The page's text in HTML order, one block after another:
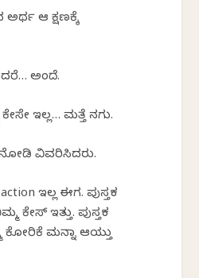
ಅರ್ಥ ಆ ಕ್ಷಣಕ್ಕೆ
ಅಂದೆ.
ಇಲ್ಲ… ಮತ್ತೆ ನಗು.
ನೋಡಿ ವಿವರಿಸಿದರು.
ಇಲ್ಲ ಈಗ. ಪುಸ್ತಕ
ಕೇಸ್ ಇತ್ತು. ಪುಸ್ತಕ
ಮನ್ನಾ ಆಯ್ತು